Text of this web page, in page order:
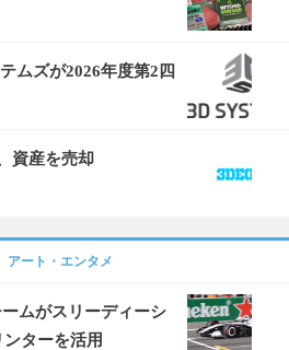
ムズが2026年度第2四
資産を売却
アート・エンタメ
ムがスリーディーシ
ターを活用